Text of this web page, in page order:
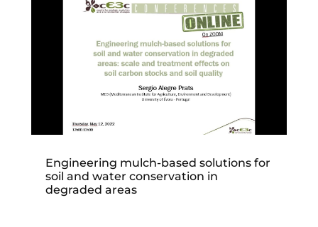
Engineering mulch-based solutions for
soil and water conservation in
degraded areas